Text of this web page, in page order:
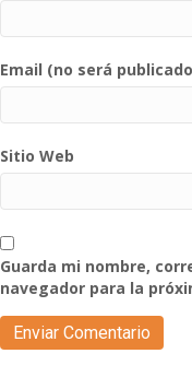
Email (no será
Sitio Web
Guarda mi nombre,
navegador para la